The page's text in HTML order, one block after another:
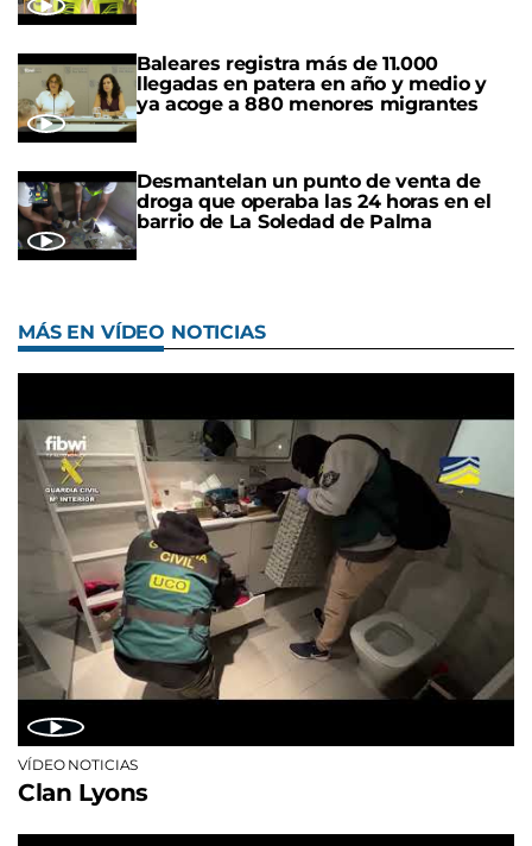
Baleares registra más de 11.000
llegadas en patera en año y medio y
ya acoge a 880 menores migrantes
Desmantelan un punto de venta de
droga que operaba las 24 horas en el
barrio de La Soledad de Palma
MÁS EN VÍDEO NOTICIAS
VÍDEO NOTICIAS
Clan Lyons